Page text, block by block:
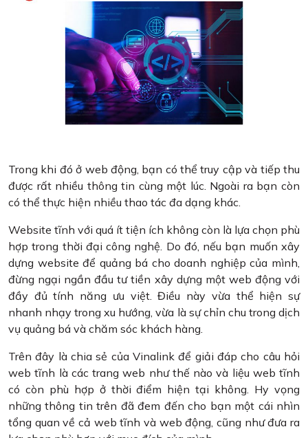
Trong khi đó ở web động, bạn có thể truy cập và tiếp thu
được rất nhiều thông tin cùng một lúc. Ngoài ra bạn còn
có thể thực hiện nhiều thao tác đa dạng khác.
Website tĩnh với quá ít tiện ích không còn là lựa chọn phù
hợp trong thời đại công nghệ. Do đó, nếu bạn muốn xây
dựng website để quảng bá cho doanh nghiệp của mình,
đừng ngại ngần đầu tư tiền xây dựng một web động với
đầy đủ tính năng ưu việt. Điều này vừa thể hiện sự
nhanh nhạy trong xu hướng, vừa là sự chỉn chu trong dịch
vụ quảng bá và chăm sóc khách hàng.
Trên đây là chia sẻ của Vinalink để giải đáp cho câu hỏi
web tĩnh là các trang web như thế nào và liệu web tĩnh
có còn phù hợp ở thời điểm hiện tại không. Hy vọng
những thông tin trên đã đem đến cho bạn một cái nhìn
tổng quan về cả web tĩnh và web động, cũng như đưa ra